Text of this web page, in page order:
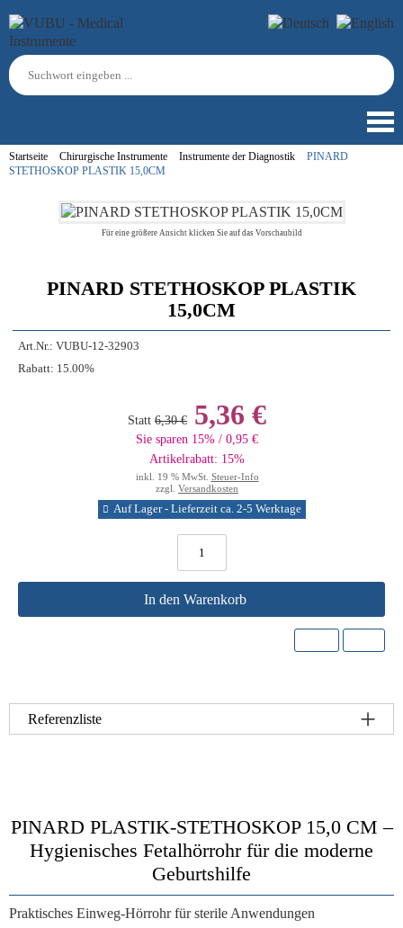
Startseite Chirurgische Instrumente Instrumente der Diagnostik
PINARD
STETHOSKOP PLASTIK 15,0CM
Für eine größere Ansicht klicken Sie auf das Vorschaubild
PINARD STETHOSKOP PLASTIK
15,0CM
Art.Nr.: VUBU-12-32903
Rabatt: 15.00%
Statt 6,30 € 5,36 €
Sie sparen 15% / 0,95 €
Artikelrabatt: 15%
inkl. 19 % MwSt. Steuer-Info
zzgl. Versandkosten
Auf Lager - Lieferzeit ca. 2-5 Werktage
In den Warenkorb
Referenzliste
PINARD PLASTIK-STETHOSKOP 15,0 CM –
Hygienisches Fetalhörrohr für die moderne
Geburtshilfe
Praktisches Einweg-Hörrohr für sterile Anwendungen